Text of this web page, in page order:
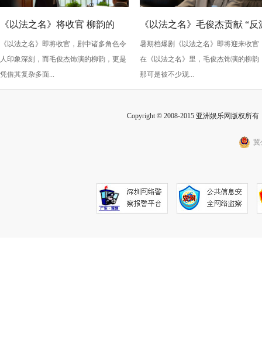
《以法之名》将收官 柳韵的
“蠢” 让毛俊杰重回巅峰
《以法之名》即将收官，剧中诸多角色令
人印象深刻，而毛俊杰饰演的柳韵，更是
凭借其复杂多面...
《以法之名》毛俊杰贡献 “反
级” 演技？柳韵的 “蠢” 是表演
的胜利！
暑期档爆剧《以法之名》即将迎来收官
在《以法之名》里，毛俊杰饰演的柳韵
那可是被不少观...
Copyright © 2008-2015 亚洲娱乐网版权所
冀